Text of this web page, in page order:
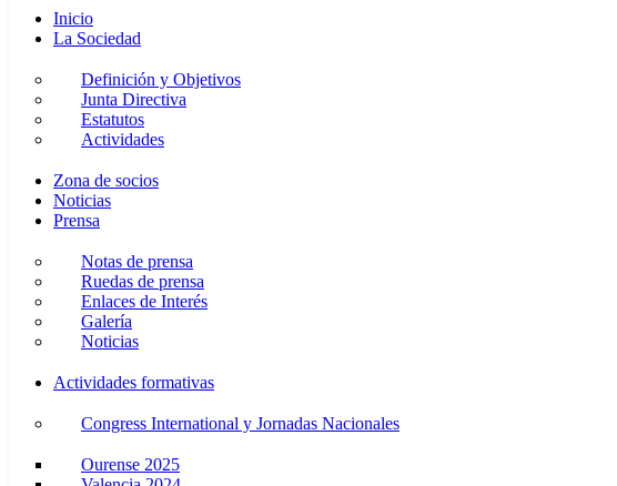
Inicio
La Sociedad
Definición y Objetivos
Junta Directiva
Estatutos
Actividades
Zona de socios
Noticias
Prensa
Notas de prensa
Ruedas de prensa
Enlaces de Interés
Galería
Noticias
Actividades formativas
Congress International y Jornadas Nacionales
Ourense 2025